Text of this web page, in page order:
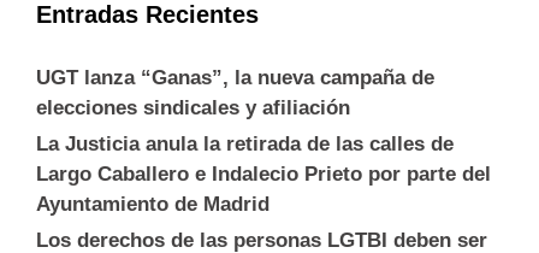
Entradas Recientes
UGT lanza “Ganas”, la nueva campaña de
elecciones sindicales y afiliación
La Justicia anula la retirada de las calles de
Largo Caballero e Indalecio Prieto por parte del
Ayuntamiento de Madrid
Los derechos de las personas LGTBI deben ser